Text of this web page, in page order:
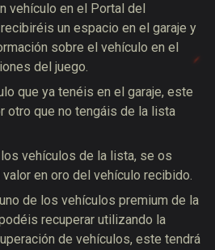
vehículo en el Portal del
un espacio en el garaje y
sobre el vehículo en el
del juego.
que ya tenéis en el garaje, este
otro que no tengáis de la lista
vehículos de la lista, se os
en oro del vehículo recibido.
de los vehículos premium de la
recuperar utilizando la
de vehículos, este tendrá